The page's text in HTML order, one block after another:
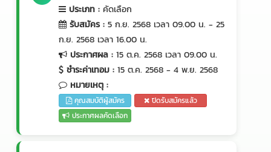
ประเภท : คัดเลือก
รับสมัคร: 5 ก.ย. 2568 เวลา 09.00 น. - 25
ก.ย. 2568 เวลา 16.00 น.
ประกาศผล : 15 ต.ค. 2568 เวลา 09.00 น.
ชำระค่าเทอม : 15 ต.ค. 2568 - 4 พ.ย. 2568
หมายเหตุ :
คุณสมบัติผู้สมัคร
ปิดรับสมัครแล้ว
ประกาศผลคัดเลือก